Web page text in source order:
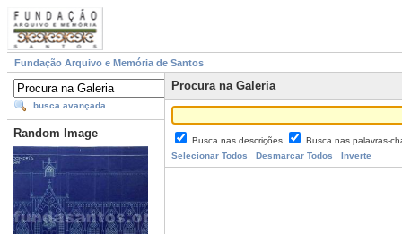
Fundação Arquivo e Memória de Santos
busca avançada
Random Image
Procura na Galeria
Busca nas descrições
Busca nas palavras-
Selecionar Todos
Desmarcar Todos Inverte